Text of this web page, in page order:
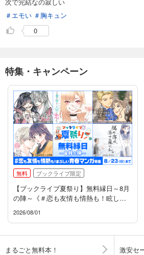
＃エモい ＃胸キュン
0
特集・キャンペーン
無料 ブックライブ限定
【ブックライブ夏祭り】無料縁日～8月
の陣～《＃恋も友情も情熱も！眩しい
2026/08/01
まるごと無料本！ 激安セ